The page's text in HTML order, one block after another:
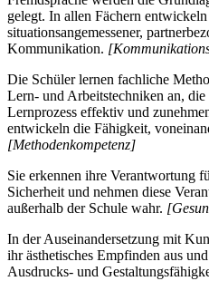
gelegt. In allen Fächern
situationsangemessener,
Kommunikation.
Die Schüler lernen fachliche
Lern- und Arbeitstechniken an,
Lernprozess effektiv und
entwickeln die Fähigkeit,
[Methodenkompetenz]
Sie erkennen ihre Verantwortung
Sicherheit und nehmen diese
außerhalb der Schule wahr.
In der Auseinandersetzung mit
ihr ästhetisches Empfinden aus
Ausdrucks- und